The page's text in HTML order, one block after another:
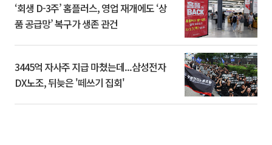
‘회생 D-3주’ 홈플러스, 영업 재개에도 ‘상
품 공급망’ 복구가 생존 관건
3445억 자사주 지급 마쳤는데...삼성전자
DX노조, 뒤늦은 '떼쓰기 집회'